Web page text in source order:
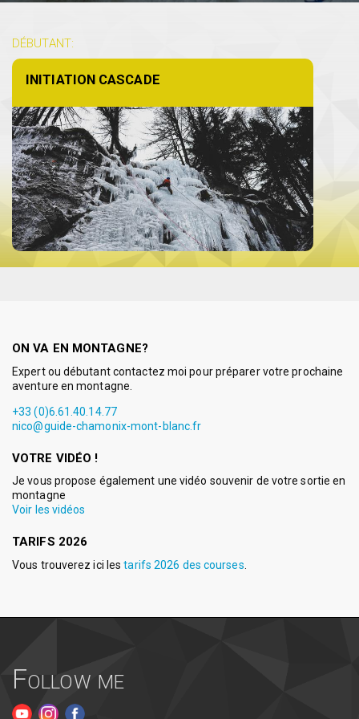
DÉBUTANT:
INITIATION CASCADE
ON VA EN MONTAGNE?
Expert ou débutant contactez moi pour préparer votre prochaine
aventure en montagne.
+33 (0)6.61.40.14.77
nico@guide-chamonix-mont-blanc.fr
VOTRE VIDÉO !
Je vous propose également une vidéo souvenir de votre sortie en
montagne
Voir les vidéos
TARIFS 2026
Vous trouverez ici lestarifs 2026 des courses
Follow me